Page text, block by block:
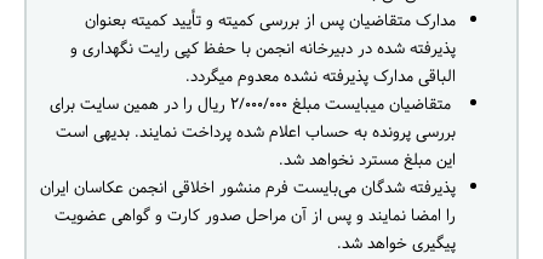
مدارک متقاضیان پس از بررسی کمیته و تأیید کمیته بعنوان
پذیرفته شده در دبیرخانه انجمن با حفظ کپی رایت نگهداری و
الباقی مدارک پذیرفته نشده معدوم می‫گردد.‬
متقاضیان می‫بایست مبلغ ۲/۰۰۰/۰۰۰ ريال را در همین سایت برای
بررسی پرونده به حساب اعلام شده پرداخت نمایند. بدیهی است
این مبلغ مسترد نخواهد شد.‬
پذیرفته شدگان می‌بایست فرم منشور اخلاقی انجمن عکاسان ایران
را امضا نمایند و پس از آن مراحل صدور کارت و گواهی عضویت
پیگیری خواهد شد.